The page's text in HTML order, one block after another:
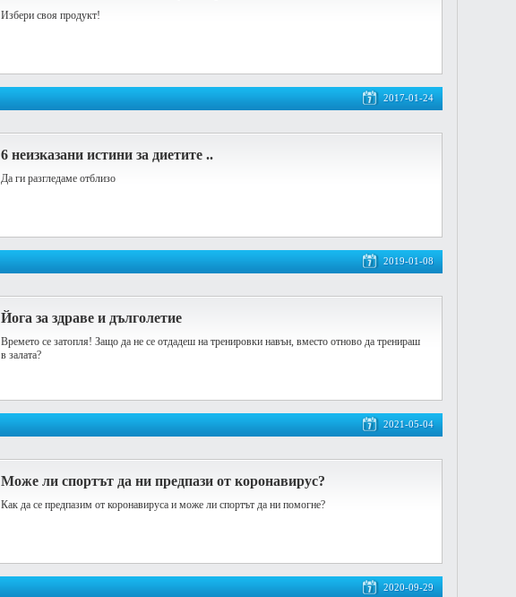
Избери своя продукт!
2017-01-24
6 неизказани истини за диетите ..
Да ги разгледаме отблизо
2019-01-08
Йога за здраве и дълголетие
Времето се затопля! Защо да не се отдадеш на тренировки навън, вместо отново да тренираш
в залата?
2021-05-04
Може ли спортът да ни предпази от коронавирус?
Как да се предпазим от коронавируса и може ли спортът да ни помогне?
2020-09-29